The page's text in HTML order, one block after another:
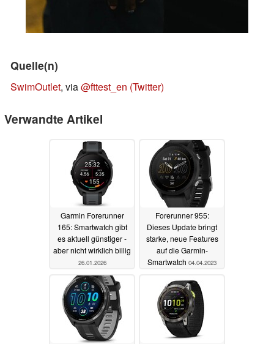
Quelle(n)
SwimOutlet, via@fttest_en (Twitter)
Verwandte Artikel
Garmin Forerunner
165: Smartwatch gibt
es aktuell günstiger -
aber nicht wirklich billig
26.01.2026
Forerunner 955:
Dieses Update bringt
starke, neue Features
auf die Garmin-
Smartwatch 04.04.2023